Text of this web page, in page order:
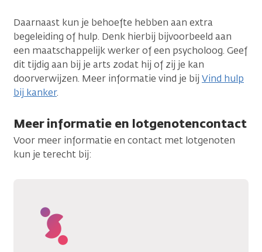
Daarnaast kun je behoefte hebben aan extra
begeleiding of hulp. Denk hierbij bijvoorbeeld aan
een maatschappelijk werker of een psycholoog. Geef
dit tijdig aan bij je arts zodat hij of zij je kan
doorverwijzen. Meer informatie vind je bijVind hulp
bij kanker.
Meer informatie en lotgenotencontact
Voor meer informatie en contact met lotgenoten
kun je terecht bij: